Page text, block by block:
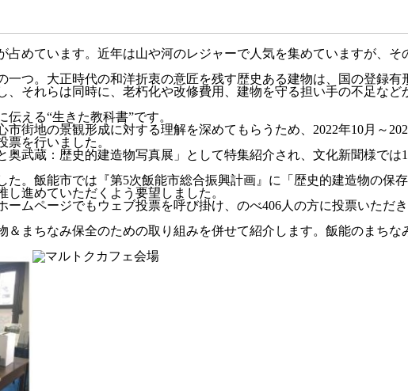
めています。近年は山や河のレジャーで人気を集めていますが、そ
一つ。大正時代の和洋折衷の意匠を残す歴史ある建物は、国の登録有
それらは同時に、老朽化や改修費用、建物を守る担い手の不足な
える“生きた教科書”です。
街地の景観形成に対する理解を深めてもらうため、2022年10月～
票を行いました。
武蔵：歴史的建造物写真展」として特集紹介され、文化新聞様では
。飯能市では『第5次飯能市総合振興計画』に「歴史的建造物の保
進めていただくよう要望しました。
ムページでもウェブ投票を呼び掛け、のべ406人の方に投票いただ
まちなみ保全のための取り組みを併せて紹介します。飯能のまち